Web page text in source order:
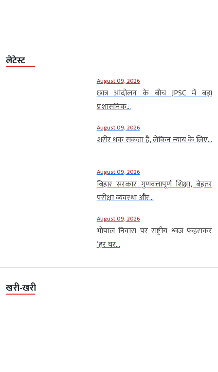
लेटेस्ट
August 09, 2026
छात्र आंदोलन के बीच JPSC में बड़ा
प्रशासनिक...
August 09, 2026
शरीर थक सकता है, लेकिन न्याय के लिए...
August 09, 2026
बिहार सरकार गुणवत्तापूर्ण शिक्षा, बेहतर
परीक्षा व्यवस्था और...
August 09, 2026
भोपाल निवास पर राष्ट्रीय ध्वज फहराकर
‘हर घर...
खरी-खरी